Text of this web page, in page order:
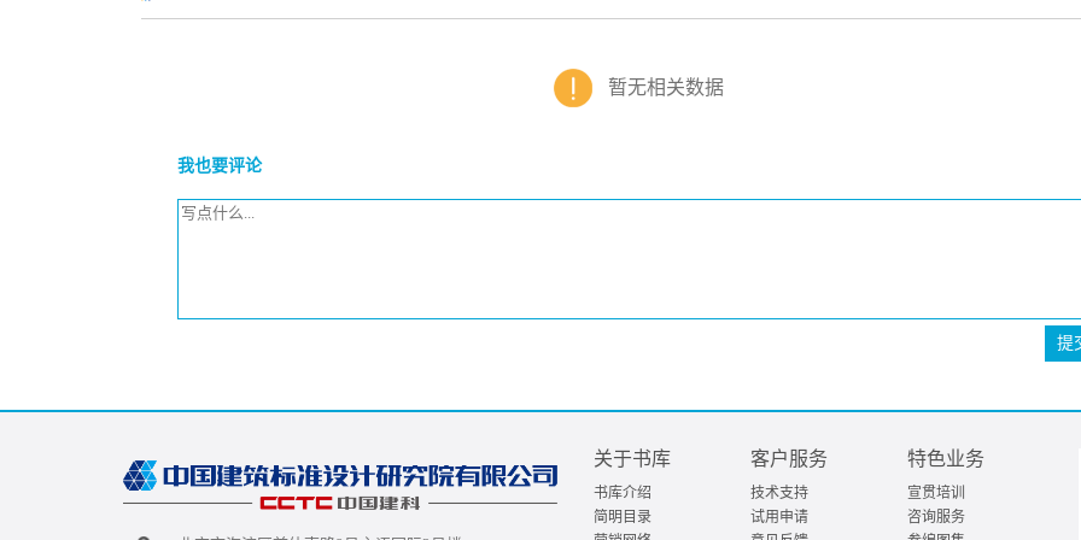
暂无相关数据
我也要评论
提
关于书库
书库介绍
简明目录
客户服务
技术支持
试用申请
特色业务
宣贯培训
咨询服务